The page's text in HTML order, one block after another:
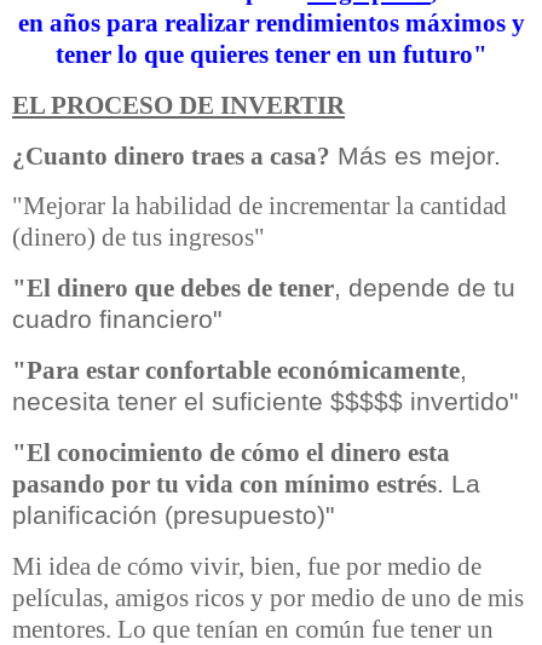
en años para realizar rendimientos máximos y
tener lo que quieres tener en un futuro"
EL PROCESO DE INVERTIR
¿Cuanto dinero traes a casa? Más es mejor.
"Mejorar la habilidad de incrementar la cantidad
(dinero) de tus ingresos"
"El dinero que debes de tener, depende de tu
cuadro financiero"
"Para estar confortable económicamente,
necesita tener el suficiente $$$$$ invertido"
"El conocimiento de cómo el dinero esta
pasando por tu vida con mínimo estrés. La
planificación (presupuesto)"
Mi idea de cómo vivir, bien, fue por medio de
películas, amigos ricos y por medio de uno de mis
mentores. Lo que tenían en común fue tener un